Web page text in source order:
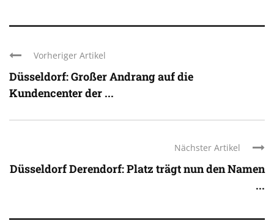
Vorheriger Artikel
Düsseldorf: Großer Andrang auf die
Kundencenter der ...
Nächster Artikel
Düsseldorf Derendorf: Platz trägt nun den Namen
...